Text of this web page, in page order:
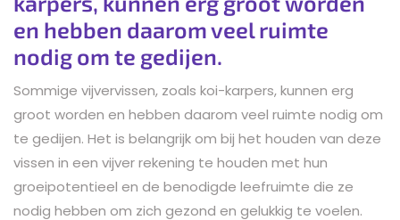
en hebben daarom veel ruimte
nodig om te gedijen.
Sommige vijvervissen, zoals koi-karpers, kunnen erg
groot worden en hebben daarom veel ruimte nodig om
te gedijen. Het is belangrijk om bij het houden van deze
vissen in een vijver rekening te houden met hun
groeipotentieel en de benodigde leefruimte die ze
nodig hebben om zich gezond en gelukkig te voelen.